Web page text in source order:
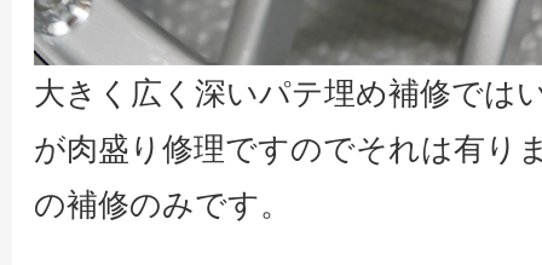
大きく広く深いパテ埋め補修では
が肉盛り修理ですのでそれは有り
の補修のみです。